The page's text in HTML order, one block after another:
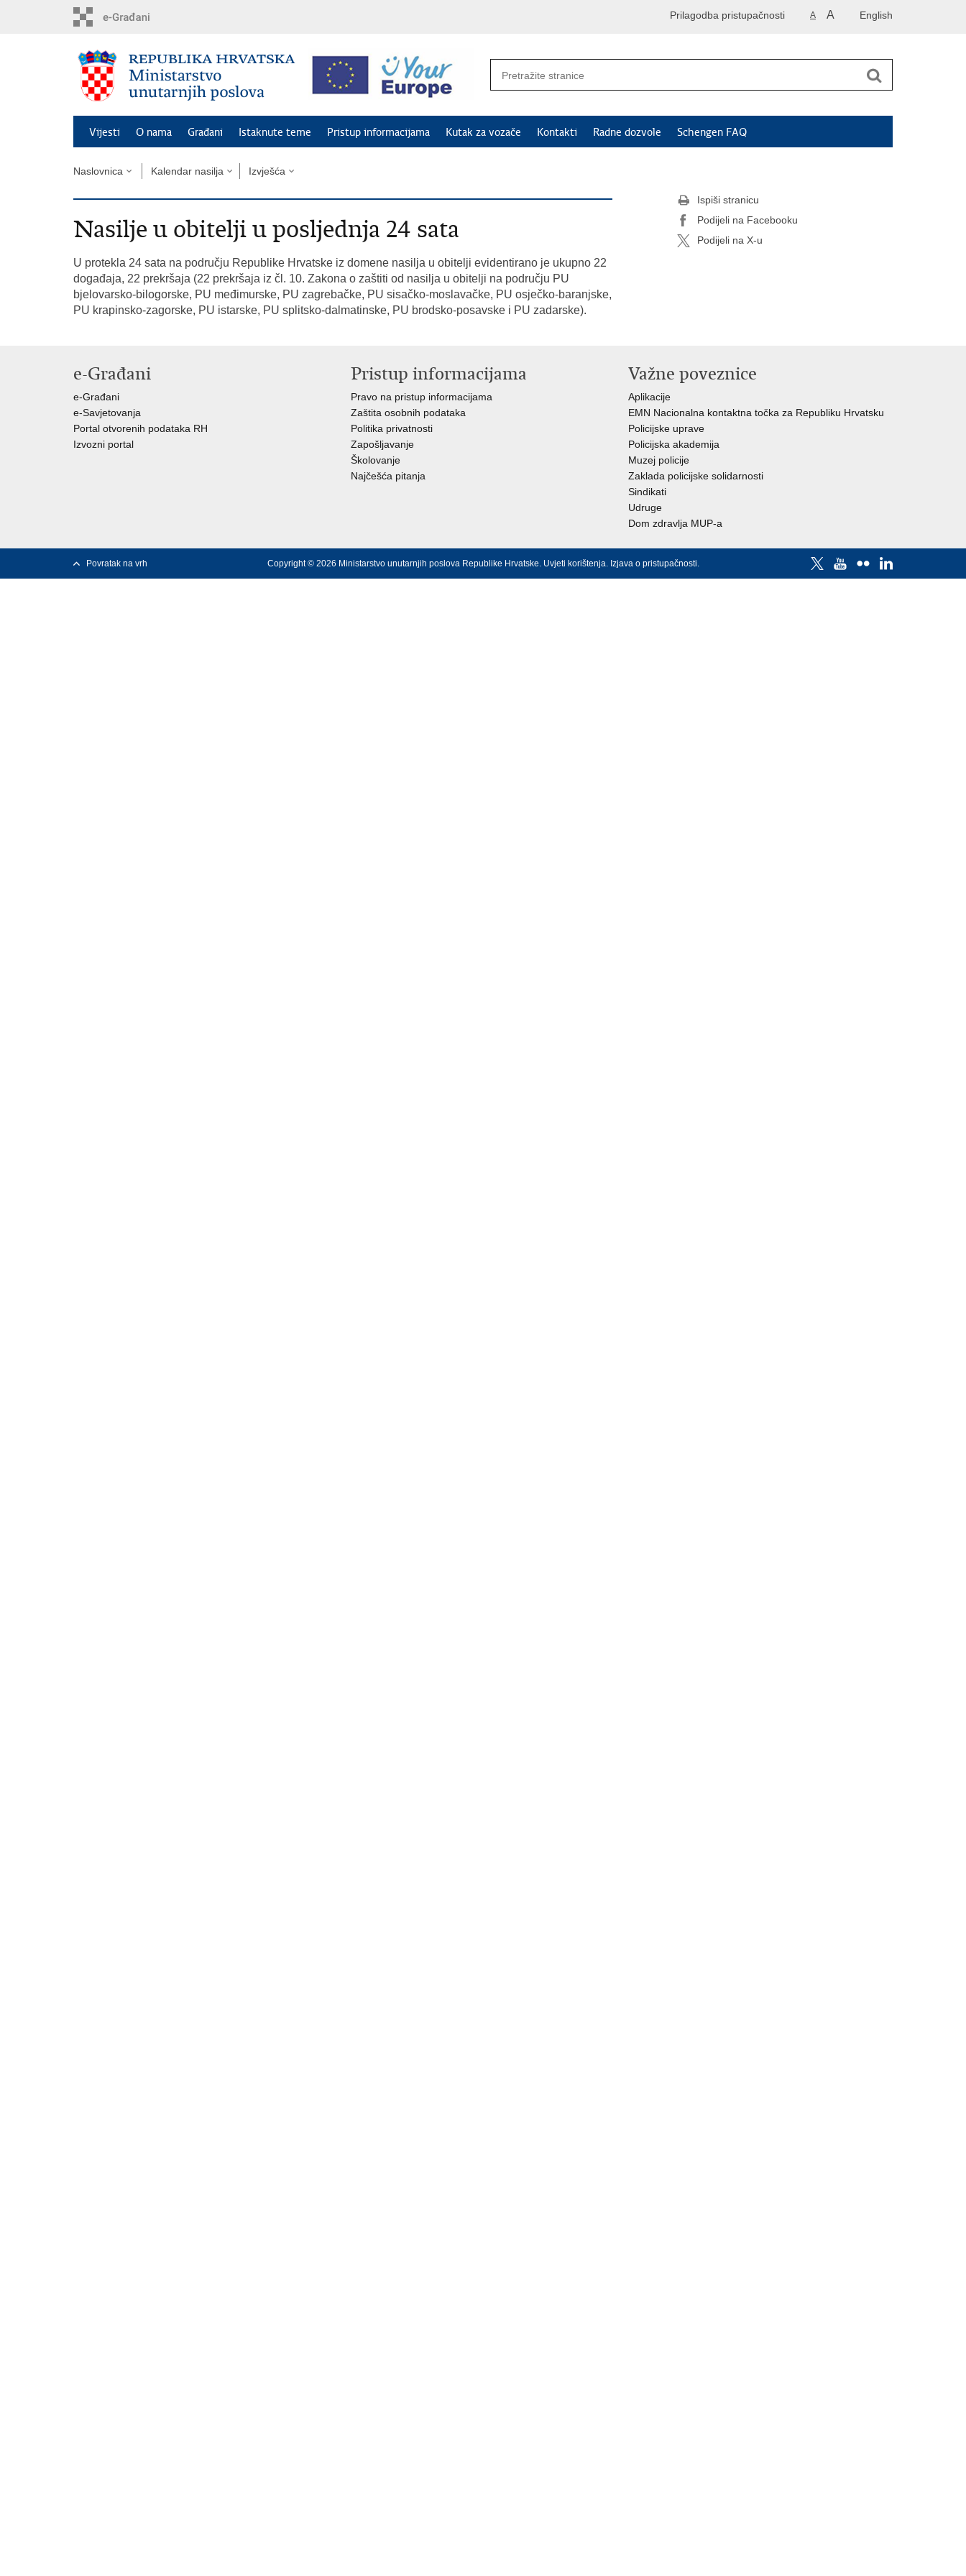
English
A A
Prilagodba pristupačnosti
Vijesti O nama Građani Istaknute teme Pristup informacijama Kutak za vozače Kontakti Radne dozvole Schengen FAQ
Naslovnica Kalendar nasilja Izvješća
Nasilje u obitelji u posljednja 24 sata
U protekla 24 sata na području Republike Hrvatske iz domene nasilja u obitelji evidentirano je ukupno 22
događaja, 22 prekršaja (22 prekršaja iz čl. 10. Zakona o zaštiti od nasilja u obitelji na području PU
bjelovarsko-bilogorske, PU međimurske, PU zagrebačke, PU sisačko-moslavačke, PU osječko-baranjske,
PU krapinsko-zagorske, PU istarske, PU splitsko-dalmatinske, PU brodsko-posavske i PU zadarske).
Ispiši stranicu
Podijeli na Facebooku
Podijeli na X-u
e-Građani
e-Građani
e-Savjetovanja
Portal otvorenih podataka RH
Izvozni portal
Pristup informacijama
Pravo na pristup informacijama
Zaštita osobnih podataka
Politika privatnosti
Zapošljavanje
Školovanje
Najčešća pitanja
Važne poveznice
Aplikacije
EMN Nacionalna kontaktna točka za Republiku Hrvatsku
Policijske uprave
Policijska akademija
Muzej policije
Zaklada policijske solidarnosti
Sindikati
Udruge
Dom zdravlja MUP-a
Povratak na vrh Copyright © 2026 Ministarstvo unutarnjih poslova Republike Hrvatske. Uvjeti korištenja. Izjava o pristupačnosti.